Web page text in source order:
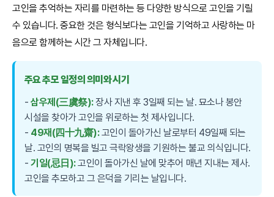
고인을 추억하는 자리를 마련하는 등 다양한 방식으로 고인을 기릴
수 있습니다. 중요한 것은 형식보다는 고인을 기억하고 사랑하는 마
음으로 함께하는 시간 그 자체입니다.
주요 추모 일정의 의미와 시기
-삼우제(三虞祭):장사 지낸 후 3일째 되는 날. 묘소나 봉안
시설을 찾아가 고인을 위로하는 첫 제사입니다.
- 49재(四十九齋):고인이 돌아가신 날로부터 49일째 되는
날. 고인의 명복을 빌고 극락왕생을 기원하는 불교 의식입니다.
-기일(忌日):고인이 돌아가신 날에 맞추어 매년 지내는 제사.
고인을 추모하고 그 은덕을 기리는 날입니다.